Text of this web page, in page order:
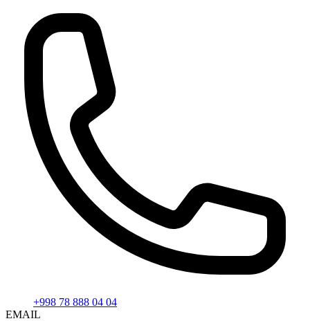
+998 78 888 04 04
EMAIL